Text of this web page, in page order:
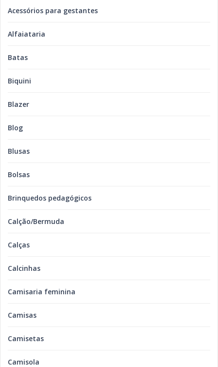
Acessórios para gestantes
Alfaiataria
Batas
Biquini
Blazer
Blog
Blusas
Bolsas
Brinquedos pedagógicos
Calção/Bermuda
Calças
Calcinhas
Camisaria feminina
Camisas
Camisetas
Camisola